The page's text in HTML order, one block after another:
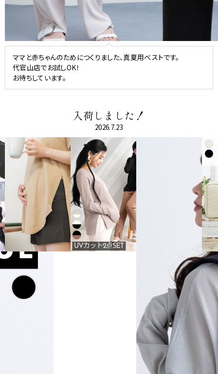
ママと赤ちゃんのためにつくりました、真夏用ベストです。
代官山店でお試しOK！
お待ちしています。
入荷しました！
2026.7.23